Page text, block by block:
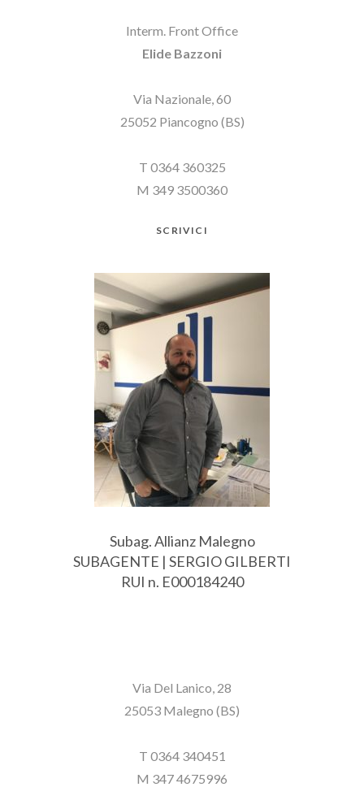
Interm. Front Office
Elide Bazzoni
Via Nazionale, 60
25052 Piancogno (BS)
T 0364 360325
M 349 3500360
SCRIVICI
Subag. Allianz Malegno
SUBAGENTE | SERGIO GILBERTI
RUI n. E000184240
Via Del Lanico, 28
25053 Malegno (BS)
T 0364 340451
M 347 4675996